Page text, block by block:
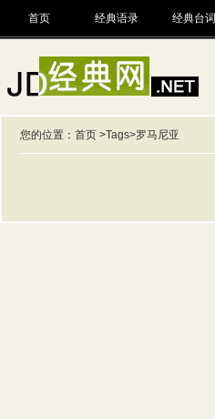
首页 经典语录 经典台词
您的位置： 首页 >Tags>罗马尼亚